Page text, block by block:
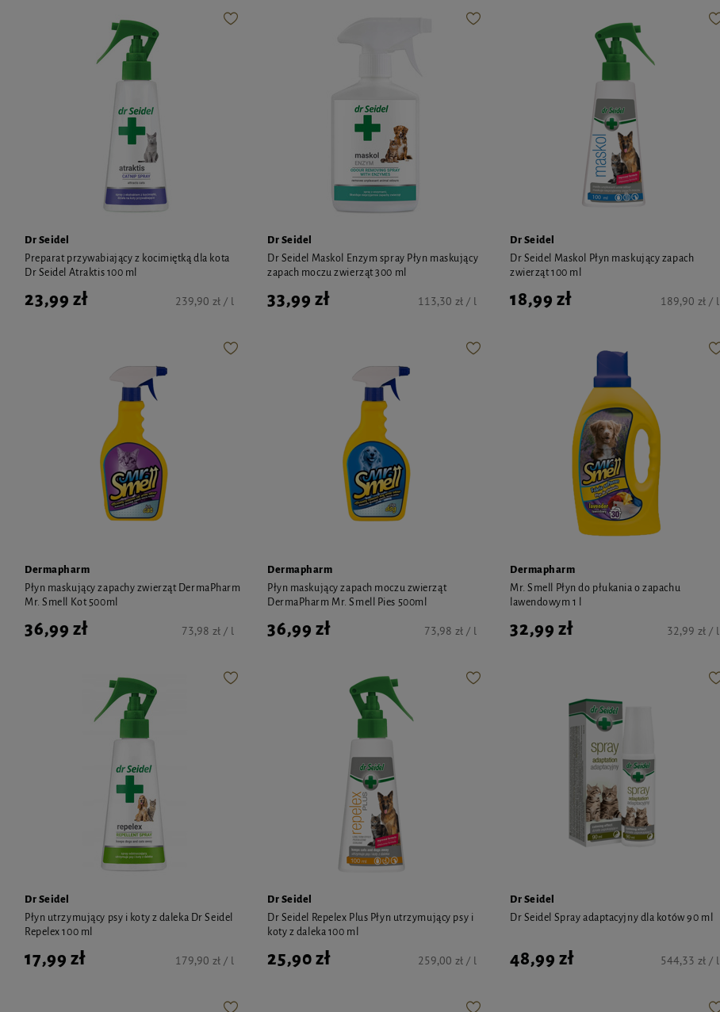
Dr Seidel
Preparat przywabiający z kocimiętką dla kota
Dr Seidel Atraktis 100 ml
23,99 zł 239,90 zł / l
Dr Seidel
Dr Seidel Maskol Enzym spray Płyn maskujący
zapach moczu zwierząt 300 ml
33,99 zł 113,30 zł / l
Dr Seidel
Dr Seidel Maskol Płyn maskujący zapach
zwierząt 100 ml
18,99 zł 189,90 zł / l
Dermapharm
Płyn maskujący zapachy zwierząt DermaPharm
Mr. Smell Kot 500ml
36,99 zł 73,98 zł / l
Dermapharm
Płyn maskujący zapach moczu zwierząt
DermaPharm Mr. Smell Pies 500ml
36,99 zł 73,98 zł / l
Dermapharm
Mr. Smell Płyn do płukania o zapachu
lawendowym 1 l
32,99 zł 32,99 zł / l
Dr Seidel
Płyn utrzymujący psy i koty z daleka Dr Seidel
Repelex 100 ml
17,99 zł 179,90 zł / l
Dr Seidel
Dr Seidel Repelex Plus Płyn utrzymujący psy i
koty z daleka 100 ml
25,90 zł 259,00 zł / l
Dr Seidel
Dr Seidel Spray adaptacyjny dla kotów 90 ml
48,99 zł 544,33 zł / l